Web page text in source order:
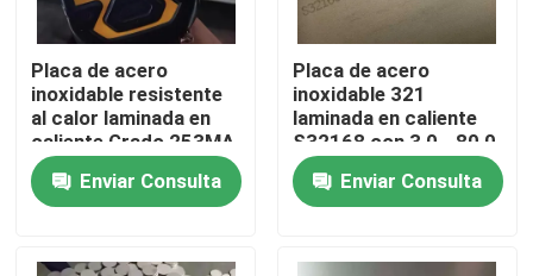
En casa
Placa de acero
inoxidable resistente
al calor laminada en
caliente Grado 253MA
/ S30815 con
superficie decapada
Enviar Consulta
Placa de acero
inoxidable 321
laminada en caliente
S32168 con 3,0 - 80,0
mm de espesor y
resistencia a la
corrosión
Enviar Consulta